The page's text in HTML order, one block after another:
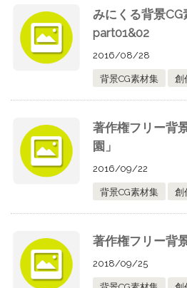
みにくる背景CG
part01&02
2016/08/28
背景CG素材集 創
著作権フリー背
園」
2016/09/22
背景CG素材集 創
著作権フリー背
2018/09/25